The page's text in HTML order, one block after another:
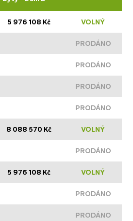
5 976 108 Kč VOLNÝ
PRODÁNO
PRODÁNO
PRODÁNO
PRODÁNO
8 088 570 Kč VOLNÝ
PRODÁNO
5 976 108 Kč VOLNÝ
PRODÁNO
PRODÁNO